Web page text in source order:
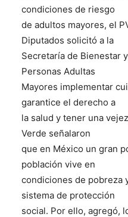
condiciones de riesgo
de adultos mayores, el
Diputados solicitó a la
Secretaría de Bienestar
Personas Adultas
Mayores implementar
garantice el derecho a
la salud y tener una
Verde señalaron
que en México un gran
población vive en
condiciones de pobreza
sistema de protección
social. Por ello, agregó,